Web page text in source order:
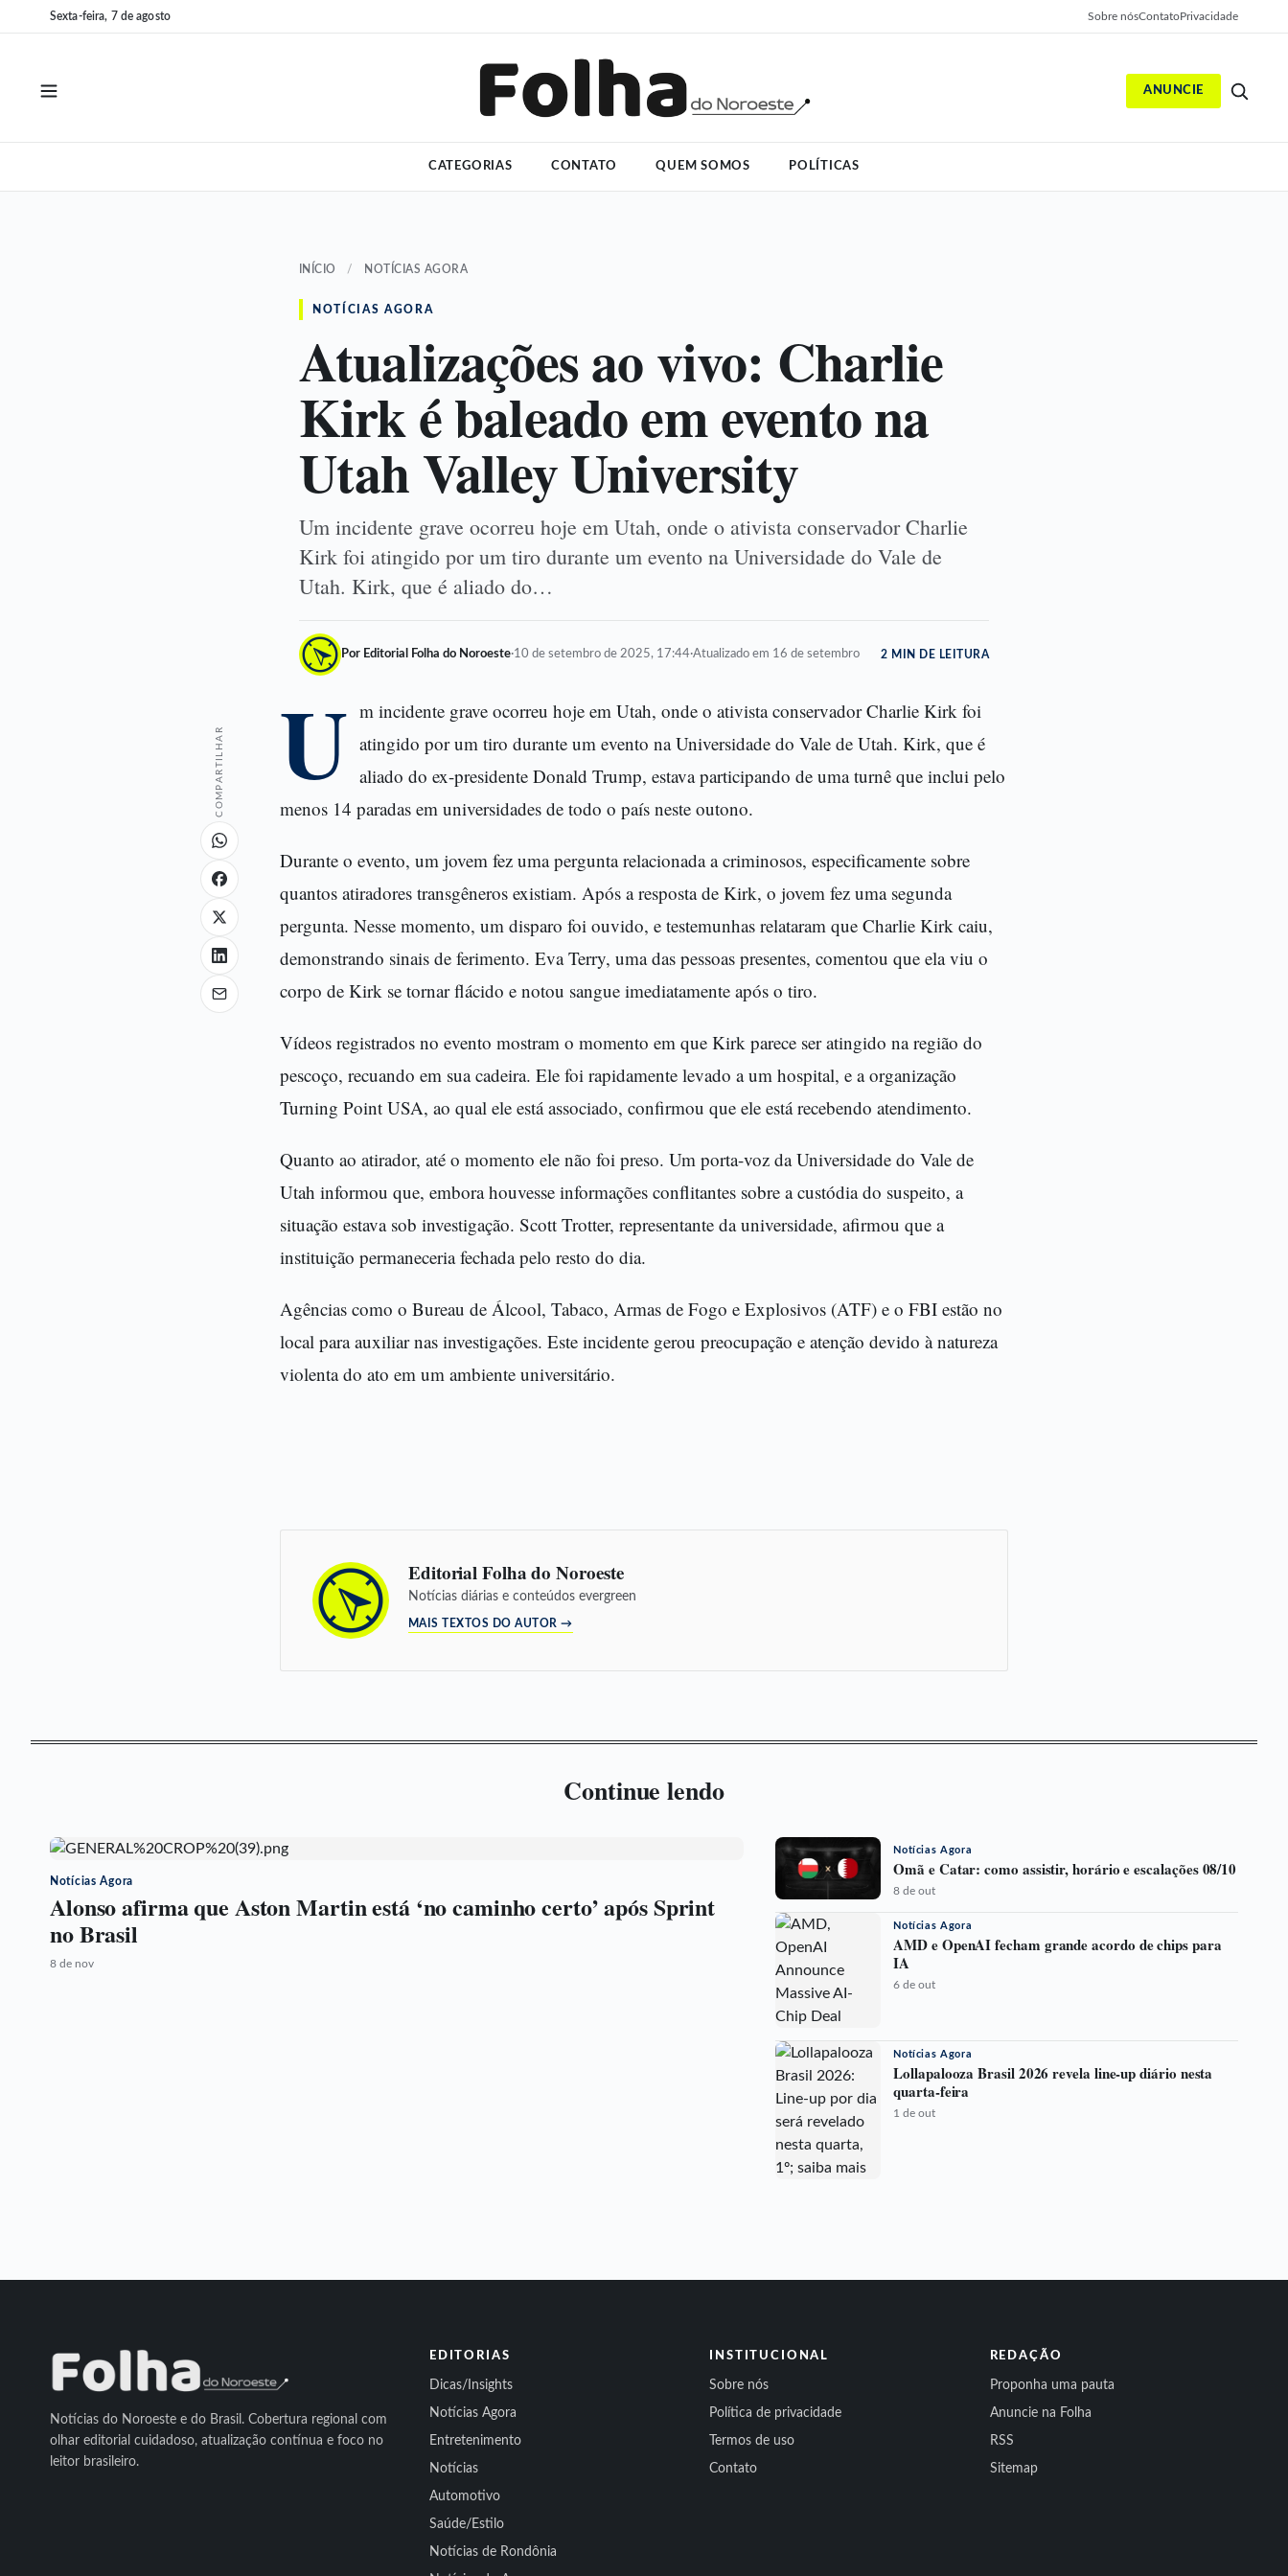
para
para
Sexta-feira, 7 de agosto Sobre nósContatoPrivacidade
ANUNCIE
CATEGORIAS CONTATO QUEM SOMOS POLÍTICAS
INÍCIO / NOTÍCIAS AGORA
NOTÍCIAS AGORA
Atualizações ao vivo: Charlie
Kirk é baleado em evento na
Utah Valley University
Um incidente grave ocorreu hoje em Utah, onde o ativista conservador Charlie
Kirk foi atingido por um tiro durante um evento na Universidade do Vale de
Utah. Kirk, que é aliado do…
Por Editorial Folha do Noroeste·10 de setembro de 2025, 17:44·Atualizado em 16 de setembro 2 MIN DE LEITURA
COMPARTILHAR U m incidente grave ocorreu hoje em Utah, onde o ativista conservador Charlie Kirk foi
atingido por um tiro durante um evento na Universidade do Vale de Utah. Kirk, que é
aliado do ex-presidente Donald Trump, estava participando de uma turnê que inclui pelo
menos 14 paradas em universidades de todo o país neste outono.
Durante o evento, um jovem fez uma pergunta relacionada a criminosos, especificamente sobre
quantos atiradores transgêneros existiam. Após a resposta de Kirk, o jovem fez uma segunda
pergunta. Nesse momento, um disparo foi ouvido, e testemunhas relataram que Charlie Kirk caiu,
demonstrando sinais de ferimento. Eva Terry, uma das pessoas presentes, comentou que ela viu o
corpo de Kirk se tornar flácido e notou sangue imediatamente após o tiro.
Vídeos registrados no evento mostram o momento em que Kirk parece ser atingido na região do
pescoço, recuando em sua cadeira. Ele foi rapidamente levado a um hospital, e a organização
Turning Point USA, ao qual ele está associado, confirmou que ele está recebendo atendimento.
Quanto ao atirador, até o momento ele não foi preso. Um porta-voz da Universidade do Vale de
Utah informou que, embora houvesse informações conflitantes sobre a custódia do suspeito, a
situação estava sob investigação. Scott Trotter, representante da universidade, afirmou que a
instituição permaneceria fechada pelo resto do dia.
Agências como o Bureau de Álcool, Tabaco, Armas de Fogo e Explosivos (ATF) e o FBI estão no
local para auxiliar nas investigações. Este incidente gerou preocupação e atenção devido à natureza
violenta do ato em um ambiente universitário.
Editorial Folha do Noroeste
Notícias diárias e conteúdos evergreen
MAIS TEXTOS DO AUTOR →
Continue lendo
Notícias Agora
Alonso afirma que Aston Martin está ‘no caminho certo’ após Sprint
no Brasil
8 de nov
Notícias Agora
Omã e Catar: como assistir, horário e escalações 08/10
8 de out
Notícias Agora
AMD e OpenAI fecham grande acordo de chips para
IA
6 de out
Notícias Agora
Lollapalooza Brasil 2026 revela line-up diário nesta
quarta-feira
1 de out
Notícias do Noroeste e do Brasil. Cobertura regional com
olhar editorial cuidadoso, atualização contínua e foco no
leitor brasileiro.
EDITORIAS
Dicas/Insights
Notícias Agora
Entretenimento
Notícias
Automotivo
Saúde/Estilo
Notícias de Rondônia
INSTITUCIONAL
Sobre nós
Política de privacidade
Termos de uso
Contato
REDAÇÃO
Proponha uma pauta
Anuncie na Folha
RSS
Sitemap